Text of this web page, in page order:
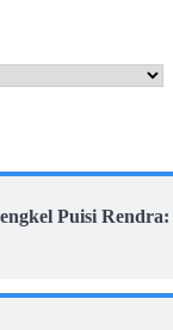
Puisi Rendra: